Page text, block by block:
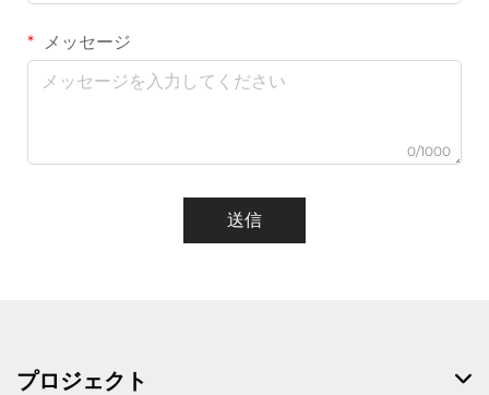
メッセージ
0/1000
送信
プロジェクト